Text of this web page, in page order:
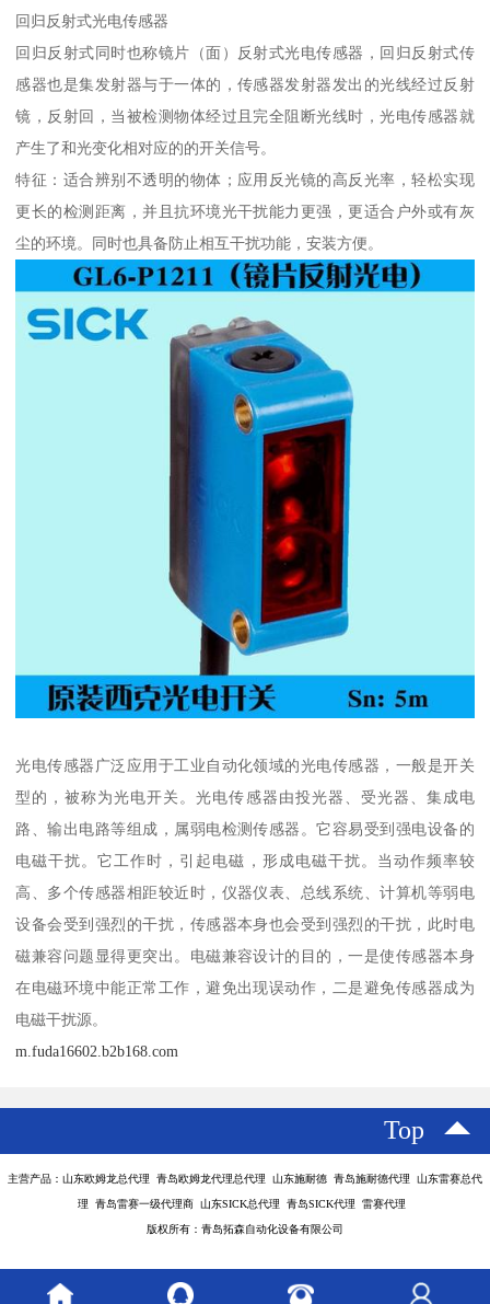
回归反射式光电传感器
回归反射式同时也称镜片（面）反射式光电传感器，回归反射式传
感器也是集发射器与于一体的，传感器发射器发出的光线经过反射
镜，反射回，当被检测物体经过且完全阻断光线时，光电传感器就
产生了和光变化相对应的的开关信号。
特征：适合辨别不透明的物体；应用反光镜的高反光率，轻松实现
更长的检测距离，并且抗环境光干扰能力更强，更适合户外或有灰
尘的环境。同时也具备防止相互干扰功能，安装方便。
光电传感器广泛应用于工业自动化领域的光电传感器，一般是开关
型的，被称为光电开关。光电传感器由投光器、受光器、集成电
路、输出电路等组成，属弱电检测传感器。它容易受到强电设备的
电磁干扰。它工作时，引起电磁，形成电磁干扰。当动作频率较
高、多个传感器相距较近时，仪器仪表、总线系统、计算机等弱电
设备会受到强烈的干扰，传感器本身也会受到强烈的干扰，此时电
磁兼容问题显得更突出。电磁兼容设计的目的，一是使传感器本身
在电磁环境中能正常工作，避免出现误动作，二是避免传感器成为
电磁干扰源。
m.fuda16602.b2b168.com
Top
主营产品：山东欧姆龙总代理 青岛欧姆龙代理总代理 山东施耐德 青岛施耐德代理 山东雷赛总代
理 青岛雷赛一级代理商 山东SICK总代理 青岛SICK代理 雷赛代理
版权所有：青岛拓森自动化设备有限公司